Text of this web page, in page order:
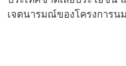
เจตนารมณ์ของโครงการน